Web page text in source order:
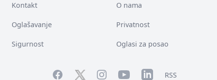
Kontakt O nama
Oglašavanje Privatnost
Sigurnost Oglasi za posao
FacebookTwitterInstagramYouTubeLinkedInRSS